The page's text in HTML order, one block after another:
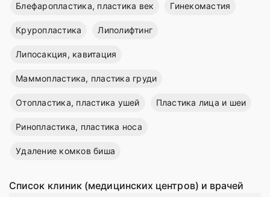
Блефаропластика, пластика век Гинекомастия
Круропластика Липолифтинг
Липосакция, кавитация
Маммопластика, пластика груди
Отопластика, пластика ушей Пластика лица и шеи
Ринопластика, пластика носа
Удаление комков биша
Список клиник (медицинских центров) и врачей